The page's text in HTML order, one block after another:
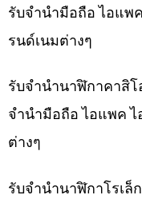
รับจำนำมือถือ ไอแพ
รนด์เนมต่างๆ
รับจำนำนาฬิกาคาสิ
จำนำมือถือ ไอแพค
ต่างๆ
รับจำนำนาฬิกาโรเล็